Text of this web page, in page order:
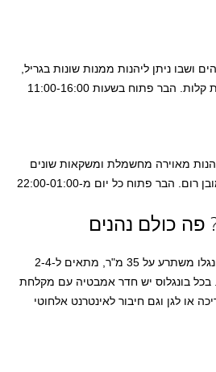
ושבו ניתן ליהנות ממנות שונות בגריל,
הבר פתוח בשעות 11:00-16:00
מאוירה מחשמלת ומשקאות שונים
הבר פתוח כל יום מ-22:00-01:00
פה כולם נהנים
המלון כולל 34 בונגלוס וכל בונגלו משתרע על 35 מ"ר, מתאים ל-2-4
בכל בונגלוס יש חדר אמבטיה עם מקלחת
או לגן וגם חיבור לאינטרנט אלחוטי